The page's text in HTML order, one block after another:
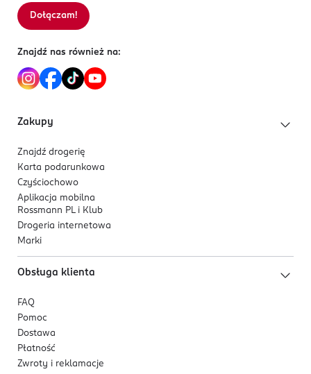
długotrwały, intensywny kolor utrzymujący się
przez wiele godzin
trwałości szminki
Sortowanie wg
Dołączam!
Znajdź nas również na:
Zakupy
Znajdź drogerię
Karta podarunkowa
Czyściochowo
Aplikacja mobilna
Rossmann PL i Klub
Drogeria internetowa
Marki
Obsługa klienta
FAQ
Pomoc
Dostawa
Płatność
Zwroty i reklamacje